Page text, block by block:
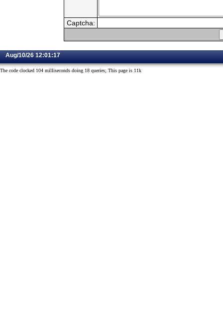
Captcha:
Aug/10/26 12:01:17
The code clocked 104 milliseconds doing 18 queries; This page is 11k